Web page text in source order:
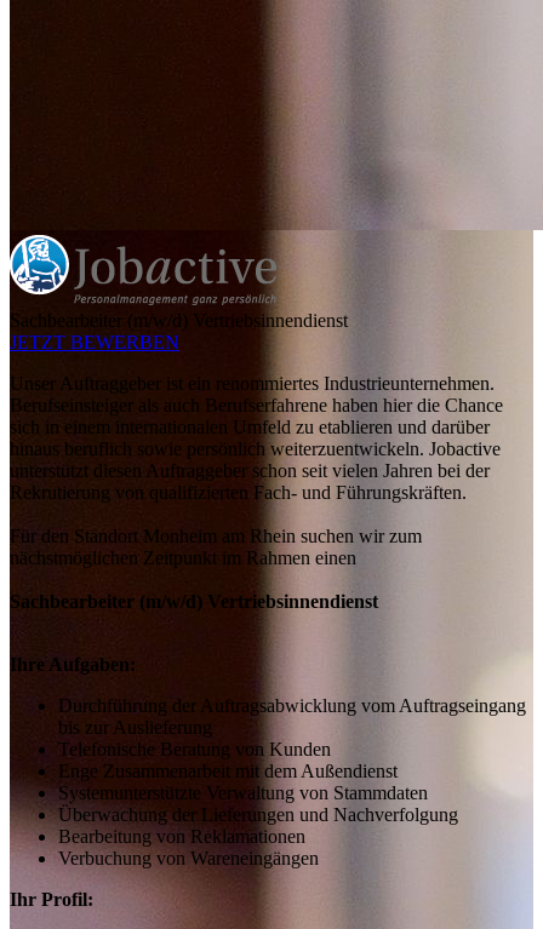
Sachbearbeiter (m/w/d) Vertriebsinnendienst
JETZT BEWERBEN
Unser Auftraggeber ist ein renommiertes Industrieunternehmen.
Berufseinsteiger als auch Berufserfahrene haben hier die Chance
sich in einem internationalen Umfeld zu etablieren und darüber
hinaus beruflich sowie persönlich weiterzuentwickeln. Jobactive
unterstützt diesen Auftraggeber schon seit vielen Jahren bei der
Rekrutierung von qualifizierten Fach- und Führungskräften.
Für den Standort Monheim am Rhein suchen wir zum
nächstmöglichen Zeitpunkt im Rahmen einen
Sachbearbeiter (m/w/d) Vertriebsinnendienst
Ihre Aufgaben:
Durchführung der Auftragsabwicklung vom Auftragseingang
bis zur Auslieferung
Telefonische Beratung von Kunden
Enge Zusammenarbeit mit dem Außendienst
Systemunterstützte Verwaltung von Stammdaten
Überwachung der Lieferungen und Nachverfolgung
Bearbeitung von Reklamationen
Verbuchung von Wareneingängen
Ihr Profil: